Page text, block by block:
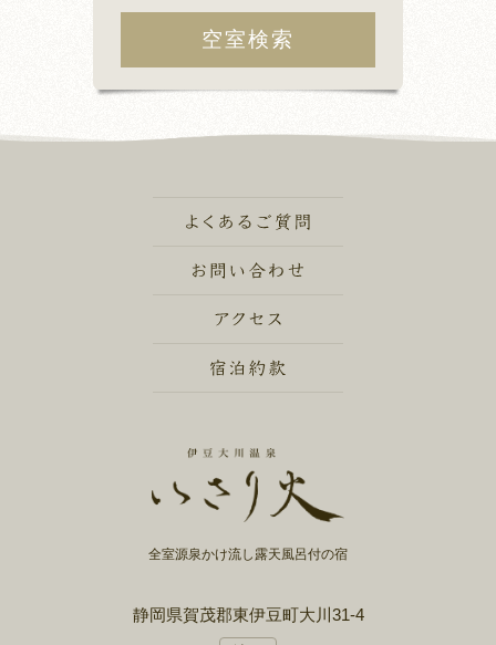
空室検索
全室源泉かけ流し露天風呂付の宿
静岡県賀茂郡東伊豆町大川31-4